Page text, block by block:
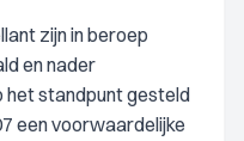
zijn in beroep
en nader
het standpunt gesteld
een voorwaardelijke